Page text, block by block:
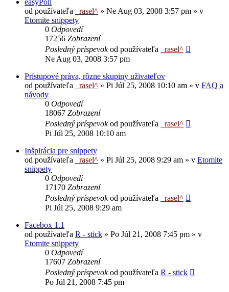
od používateľa
_rasel^ » Ne Aug 03, 2008 3:57 pm » v
Etomite snippety
0 Odpovedí
17256 Zobrazení
Posledný príspevokod používateľa
_rasel^
Ne Aug 03, 2008 3:57 pm
Prístupové práva, rôzne skupiny uživateľov
od používateľa
_rasel^ » Pi Júl 25, 2008 10:10 am » v FAQ a
návody
0 Odpovedí
18067 Zobrazení
Posledný príspevokod používateľa
_rasel^
Pi Júl 25, 2008 10:10 am
Inšpirácia pre snippety
od používateľa
_rasel^ » Pi Júl 25, 2008 9:29 am » v Etomite
snippety
0 Odpovedí
17170 Zobrazení
Posledný príspevokod používateľa
_rasel^
Pi Júl 25, 2008 9:29 am
Facebox 1.1
od používateľa R - stick » Po Júl 21, 2008 7:45 pm » v
Etomite snippety
0 Odpovedí
17607 Zobrazení
Posledný príspevokod používateľa R - stick
Po Júl 21, 2008 7:45 pm